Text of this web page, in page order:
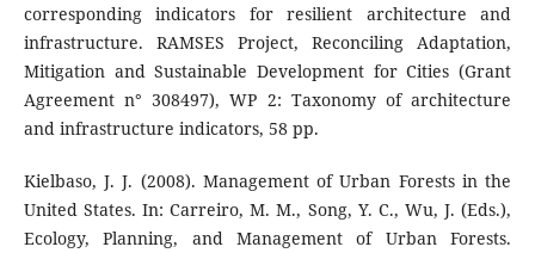
corresponding indicators for resilient architecture and
infrastructure. RAMSES Project, Reconciling Adaptation,
Mitigation and Sustainable Development for Cities (Grant
Agreement n° 308497), WP 2: Taxonomy of architecture
and infrastructure indicators, 58 pp.
Kielbaso, J. J. (2008). Management of Urban Forests in the
United States. In: Carreiro, M. M., Song, Y. C., Wu, J. (Eds.),
Ecology, Planning, and Management of Urban Forests.